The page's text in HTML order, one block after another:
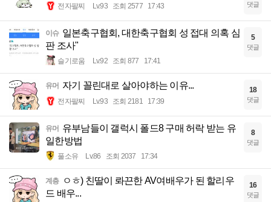
전자팔찌 Lv.93 조회 2577 17:43 댓글
이슈 일본축구협회, 대한축구협회 성 접대 의혹 심
판 조사"
슬기로움 Lv.92 조회 877 17:41
5
댓글
유머 자기 꼴린대로 살아야하는 이유...
전자팔찌 Lv.93 조회 2181 17:39
18
댓글
유머 유부남들이 갤럭시 폴드8 구매 허락 받는 유
일한방법
풀소유 Lv.86 조회 2037 17:34
8
댓글
계층
ㅇㅎ) 친딸이 롸끈한 AV여배우가 된 할리우
드 배우...
16
댓글